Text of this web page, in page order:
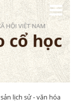
lịch sử - văn hóa